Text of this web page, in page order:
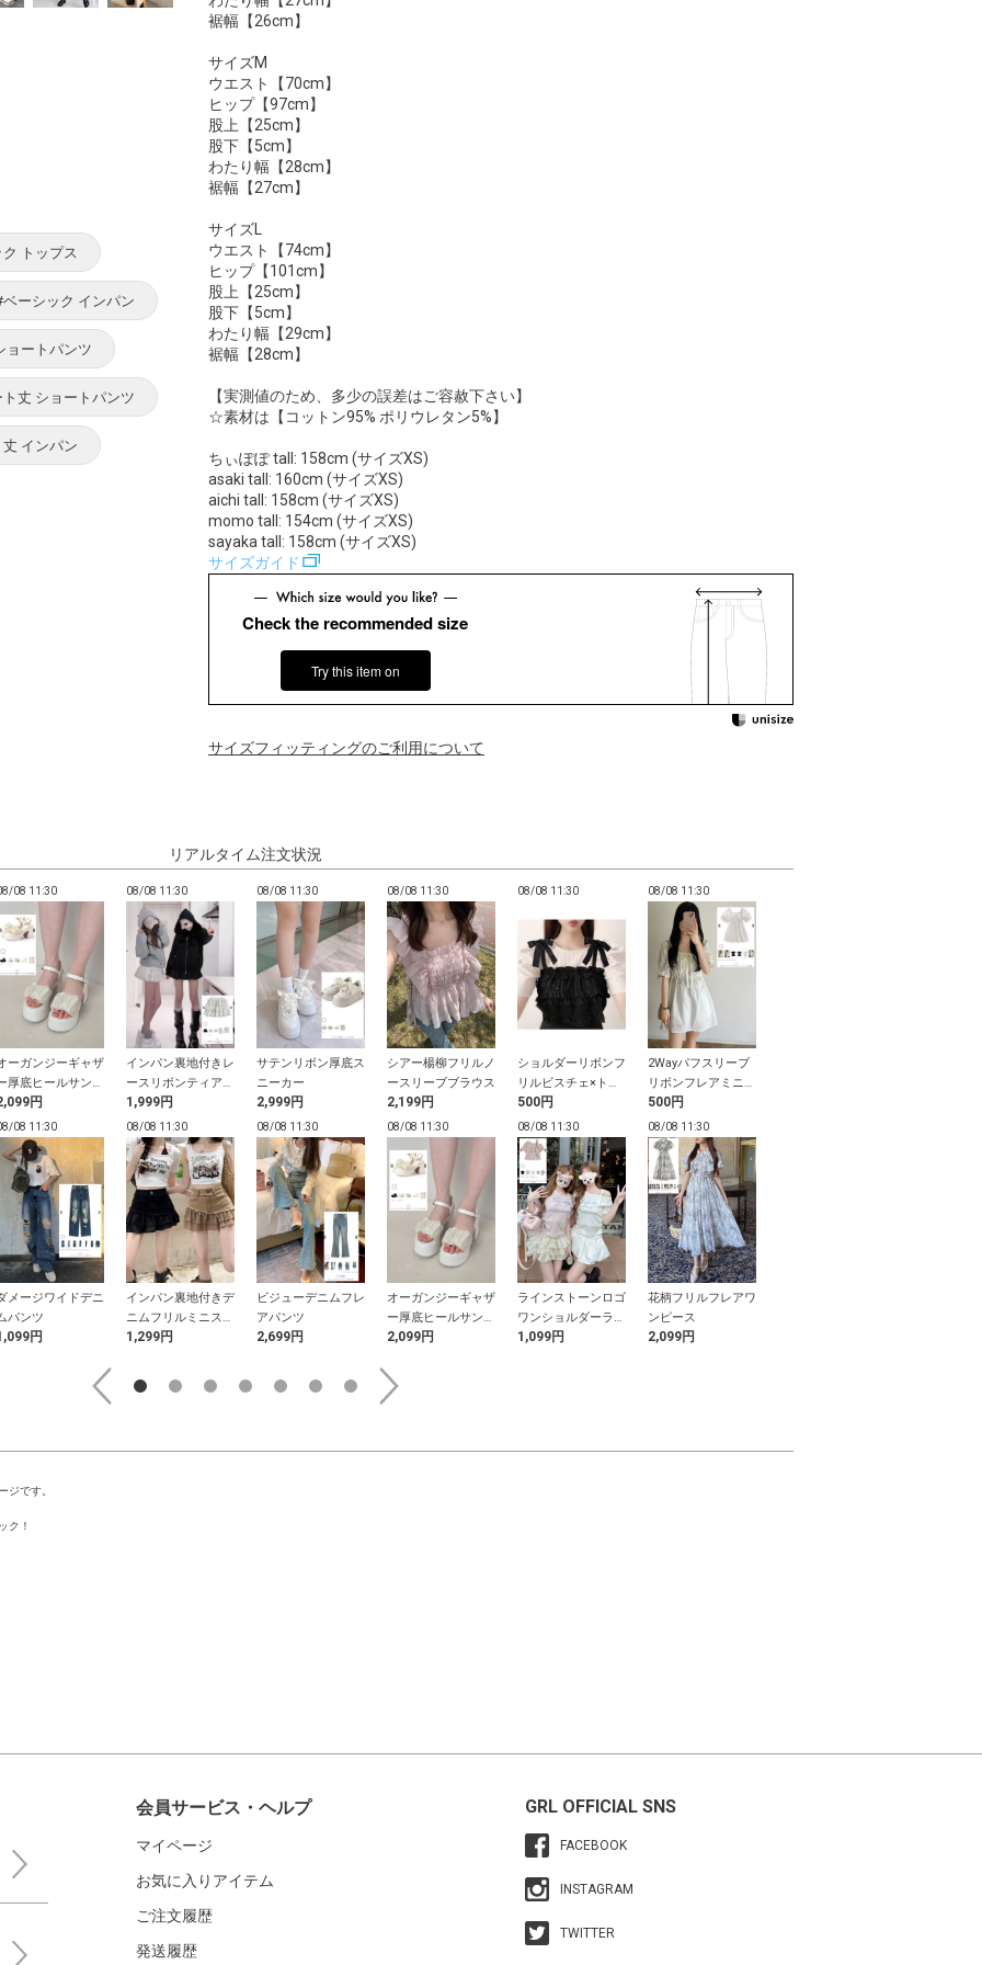
裾幅【26cm】
サイズM
ウエスト【70cm】
ヒップ【97cm】
股上【25cm】
股下【5cm】
わたり幅【28cm】
裾幅【27cm】
サイズL
ウエスト【74cm】
ヒップ【101cm】
股上【25cm】
股下【5cm】
わたり幅【29cm】
裾幅【28cm】
【実測値のため、多少の誤差はご容赦下さい】
☆素材は【コットン95% ポリウレタン5%】
ちぃぽぽ tall: 158cm (サイズXS)
asaki tall: 160cm (サイズXS)
aichi tall: 158cm (サイズXS)
momo tall: 154cm (サイズXS)
sayaka tall: 158cm (サイズXS)
サイズガイド
Check the recommended size
Try this item on
サイズフィッティングのご利用について
トップス
ベーシック インパン
ョートパンツ
丈 ショートパンツ
インパン
リアルタイム注文状況
08 11:30
ーガンジーギャザ
厚底ヒールサンダ
円
08/08 11:30
インパン裏地付きレ
ースリボンティアー
ドフリルミニスカー
ト
1,999円
08/08 11:30
サテンリボン厚底ス
ニーカー
2,999円
08/08 11:30
シアー楊柳フリルノ
ースリーブブラウス
2,199円
08/08 11:30
ショルダーリボンフ
リルビスチェ×トッ
プスアンサンブル
500円
08/08 11:30
2Wayパフスリーブ
リボンフレアミニワ
ンピース
500円
08 11:30
メージワイドデニ
パンツ
円
08/08 11:30
インパン裏地付きデ
ニムフリルミニスカ
ート
1,299円
08/08 11:30
ビジューデニムフレ
アパンツ
2,699円
08/08 11:30
オーガンジーギャザ
ー厚底ヒールサンダ
ル
2,099円
08/08 11:30
ラインストーンロゴ
ワンショルダーラメ
リブトップス
1,099円
08/08 11:30
花柄フリルフレアワ
ンピース
2,099円
ジです。
ク！
会員サービス・ヘルプ
マイページ
お気に入りアイテム
ご注文履歴
発送履歴
GRL OFFICIAL SNS
FACEBOOK
INSTAGRAM
TWITTER